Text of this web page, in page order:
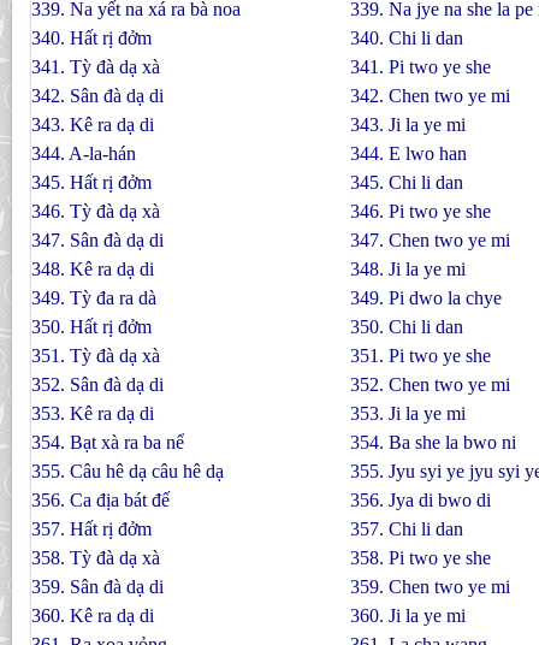
339. Na yết na xá ra bà noa
339. Na jye na she la pe
340. Hất rị đởm
340. Chi li dan
341. Tỳ đà dạ xà
341. Pi two ye she
342. Sân đà dạ di
342. Chen two ye mi
343. Kê ra dạ di
343. Ji la ye mi
344. A-la-hán
344. E lwo han
345. Hất rị đởm
345. Chi li dan
346. Tỳ đà dạ xà
346. Pi two ye she
347. Sân đà dạ di
347. Chen two ye mi
348. Kê ra dạ di
348. Ji la ye mi
349. Tỳ đa ra dà
349. Pi dwo la chye
350. Hất rị đởm
350. Chi li dan
351. Tỳ đà dạ xà
351. Pi two ye she
352. Sân đà dạ di
352. Chen two ye mi
353. Kê ra dạ di
353. Ji la ye mi
354. Bạt xà ra ba nể
354. Ba she la bwo ni
355. Câu hê dạ câu hê dạ
355. Jyu syi ye jyu syi
356. Ca địa bát đế
356. Jya di bwo di
357. Hất rị đởm
357. Chi li dan
358. Tỳ đà dạ xà
358. Pi two ye she
359. Sân đà dạ di
359. Chen two ye mi
360. Kê ra dạ di
360. Ji la ye mi